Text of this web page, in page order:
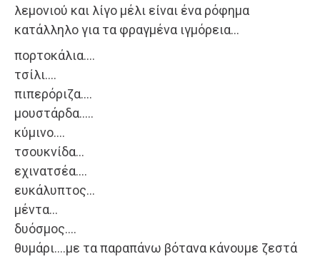
λεμονιού και λίγο μέλι είναι ένα ρόφημα
κατάλληλο για τα φραγμένα ιγμόρεια…
πορτοκάλια….
τσίλι….
πιπερόριζα….
μουστάρδα…..
κύμινο….
τσουκνίδα…
εχινατσέα….
ευκάλυπτος…
μέντα…
δυόσμος….
θυμάρι….με τα παραπάνω βότανα κάνουμε ζεστά